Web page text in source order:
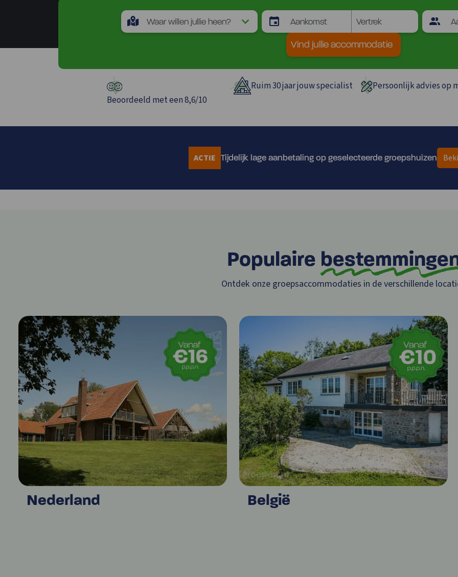
Vind jullie accommodatie
Beoordeeld met een 8,6/10
Ruim 30 jaar jouw specialist Persoonlijk advies op
ACTIE Tijdelijk lage aanbetaling op geselecteerde groepshuizen
Populaire
Ontdek onze groepsaccommodaties in de verschillende
Nederland België